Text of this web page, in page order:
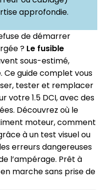
approfondie.
de démarrer
? Le fusible
sous-estimé,
Ce guide complet vous
tester et remplacer
votre 1.5 DCI, avec des
Découvrez où le
moteur, comment
à un test visuel ou
erreurs dangereuses
l’ampérage. Prêt à
marche sans prise de